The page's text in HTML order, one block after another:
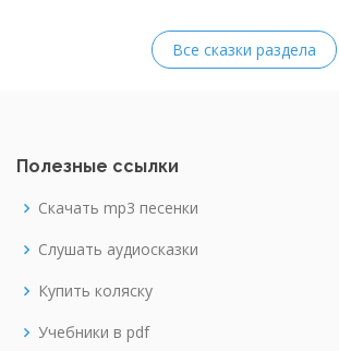
Все сказки раздела
Полезные ссылки
Скачать mp3 песенки
Слушать аудиосказки
Купить коляску
Учебники в pdf